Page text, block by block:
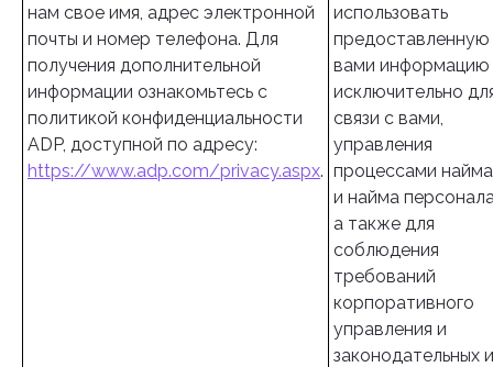
нам свое имя, адрес электронной
почты и номер телефона. Для
получения дополнительной
информации ознакомьтесь с
политикой конфиденциальности
ADP, доступной по адресу:
https://www.adp.com/privacy.aspx.
использовать
предоставленную
вами информацию
исключительно
связи с вами,
управления
процессами найма
и найма
а также для
соблюдения
требований
корпоративного
управления и
законодательных и